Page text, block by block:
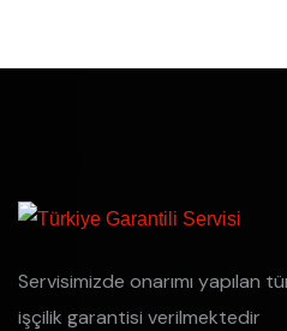
Servisimizde onarımı yapılan
işçilik garantisi verilmektedir